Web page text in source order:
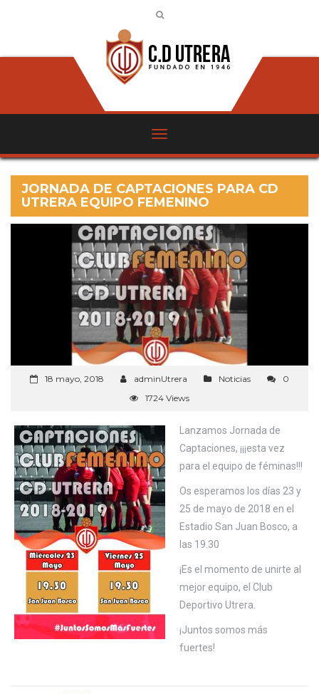
JORNADA DE CAPTACIONES PARA CD
UTRERA EQUIPO FEMENINO
18 mayo, 2018 adminUtrera Noticias
0
1724 Views
Lanzamos Jornada de
Captaciones, ¡¡¡esta vez
para el equipo de féminas!!!
Os esperamos los días 23 y
25 de mayo de 2018 en el
Estadio San Juan Bosco, a
las 19.30
¡Es el momento de unirte al
mejor equipo, el Club
Deportivo Utrera.
¡Juntos somos más
fuertes!